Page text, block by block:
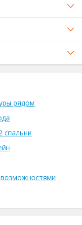
рядом
спальни